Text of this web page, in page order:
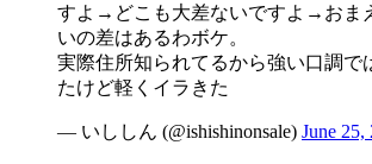
すよ→どこも大差ないですよ→おま
いの差はあるわボケ。
実際住所知られてるから強い口調で
たけど軽くイラきた
— いししん (@ishishinonsale) June 25,